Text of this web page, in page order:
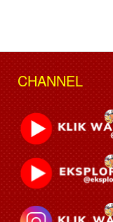
CHANNEL